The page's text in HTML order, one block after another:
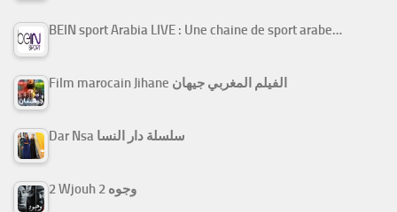
BEIN sport Arabia LIVE : Une chaine de sport arabe…
Film marocain Jihane الفيلم المغربي جيهان
Dar Nsa سلسلة دار النسا
2 Wjouh 2 وجوه